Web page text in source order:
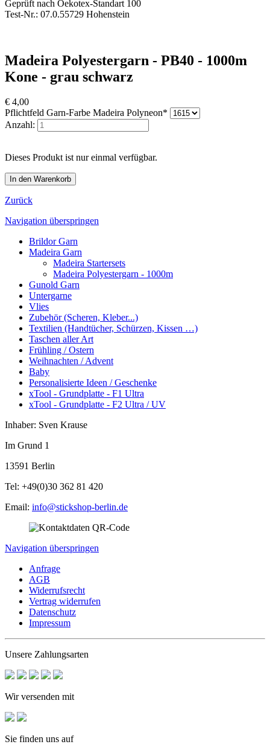
Geprüft nach Oekotex-Standart 100
Test-Nr.: 07.0.55729 Hohenstein
Madeira Polyestergarn - PB40 - 1000m
Kone - grau schwarz
€ 4,00
Pflichtfeld Garn-Farbe Madeira Polyneon*
Anzahl:
Dieses Produkt ist nur einmal verfügbar.
Zurück
Navigation überspringen
Brildor Garn
Madeira Garn
Madeira Startersets
Madeira Polyestergarn - 1000m
Gunold Garn
Untergarne
Vlies
Zubehör (Scheren, Kleber...)
Textilien (Handtücher, Schürzen, Kissen …)
Taschen aller Art
Frühling / Ostern
Weihnachten / Advent
Baby
Personalisierte Ideen / Geschenke
xTool - Grundplatte - F1 Ultra
xTool - Grundplatte - F2 Ultra / UV
Inhaber: Sven Krause
Im Grund 1
13591 Berlin
Tel: +49(0)30 362 81 420
Email: info@stickshop-berlin.de
Navigation überspringen
Anfrage
AGB
Widerrufsrecht
Vertrag widerrufen
Datenschutz
Impressum
Unsere Zahlungsarten
Wir versenden mit
Sie finden uns auf